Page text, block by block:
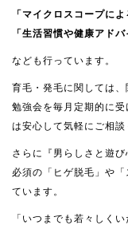
「マイクロスコープに
「生活習慣や健康アドバ
なども行っています。
育毛・発毛に関しては
勉強会を毎月定期的に
は安心して気軽にご相談
さらに『男らしさと遊
必須の「ヒゲ脱毛」や
ています。
「いつまでも若々しく